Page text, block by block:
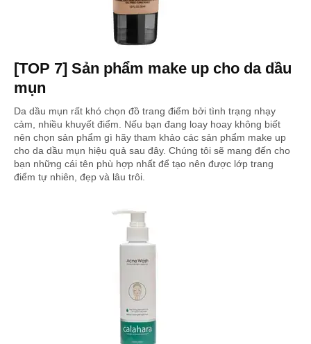
[TOP 7] Sản phẩm make up cho da dầu
mụn
Da dầu mụn rất khó chọn đồ trang điểm bởi tình trạng nhạy
cảm, nhiều khuyết điểm. Nếu bạn đang loay hoay không biết
nên chọn sản phẩm gì hãy tham khảo các sản phẩm make up
cho da dầu mụn hiệu quả sau đây. Chúng tôi sẽ mang đến cho
bạn những cái tên phù hợp nhất để tạo nên được lớp trang
điểm tự nhiên, đẹp và lâu trôi.